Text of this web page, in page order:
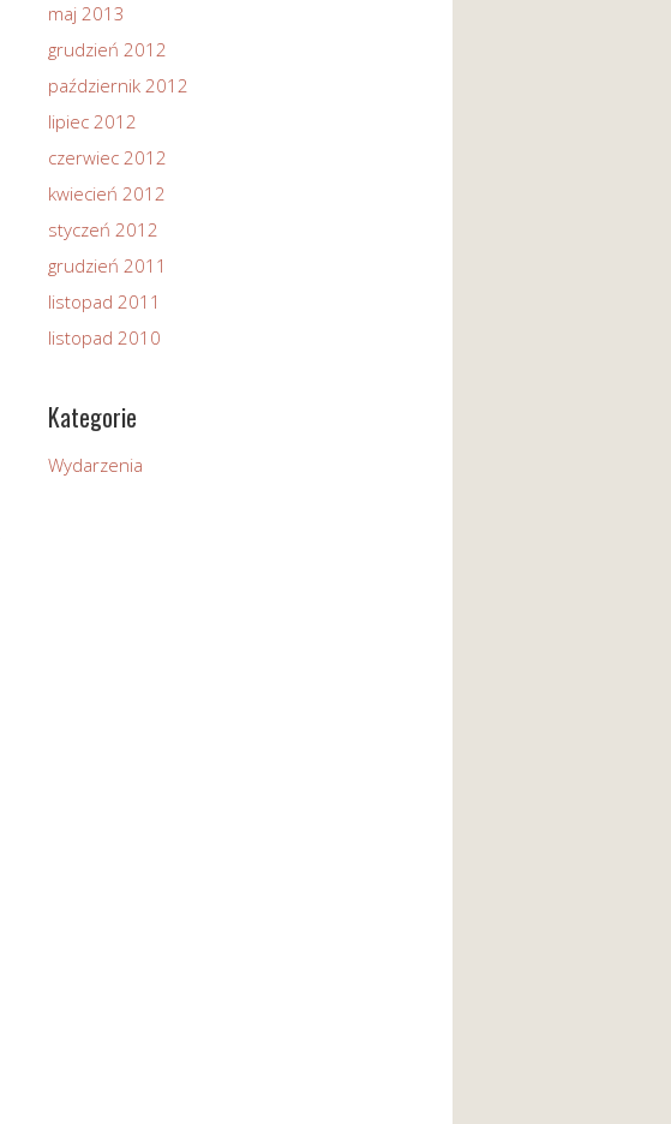
maj 2013
grudzień 2012
październik 2012
lipiec 2012
czerwiec 2012
kwiecień 2012
styczeń 2012
grudzień 2011
listopad 2011
listopad 2010
Kategorie
Wydarzenia